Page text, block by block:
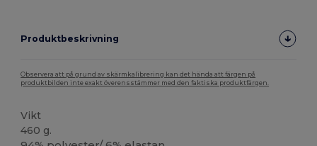
Produktbeskrivning
Observera att på grund av skärmkalibrering kan det hända att färgen på
produktbilden inte exakt överensstämmer med den faktiska produktfärgen.
Vikt
460 g.